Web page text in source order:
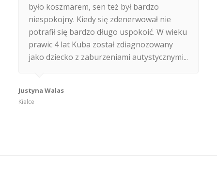
było koszmarem, sen też był bardzo
niespokojny. Kiedy się zdenerwował nie
potrafił się bardzo długo uspokoić. W wieku
prawic 4 lat Kuba został zdiagnozowany
jako dziecko z zaburzeniami autystycznymi...
Justyna Walas
Kielce